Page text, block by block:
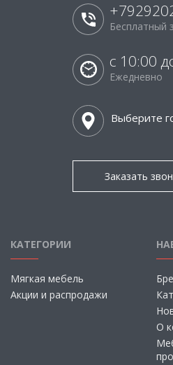
Бесплатный
с 10:00
Ежедневно
Выберите
Заказать
КАТЕГОРИИ
Мягкая мебель
Акции и распродажи
О